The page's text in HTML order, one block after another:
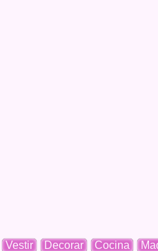
Vestir Decorar Cocina